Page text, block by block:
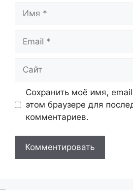
Сохранить моё имя,
этом браузере для
комментариев.